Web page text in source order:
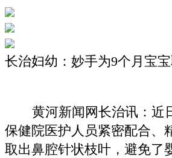
长治妇幼：妙手为9个月宝
黄河新闻网长治讯：近
保健院医护人员紧密配合、
取出鼻腔针状枝叶，避免了